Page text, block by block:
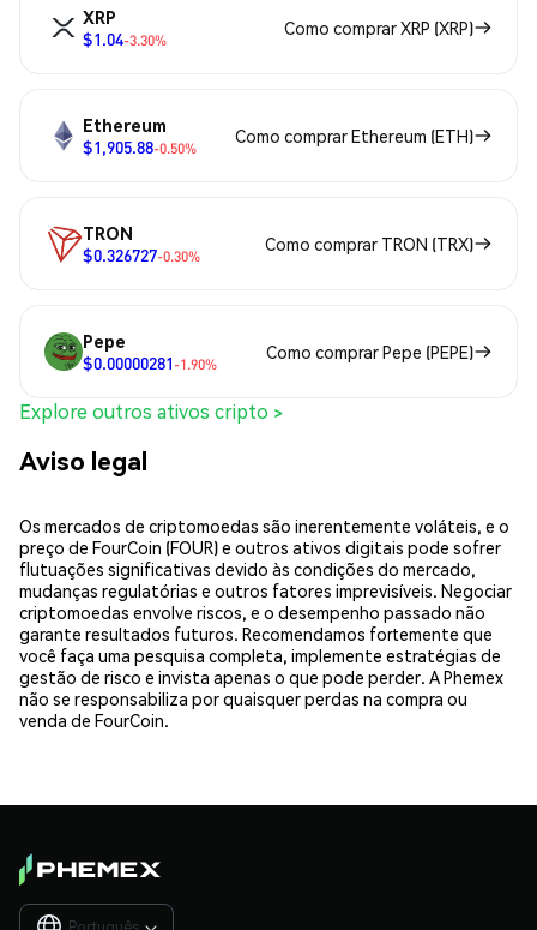
XRP
$1.04-3.30%
Como comprar XRP (XRP)
Ethereum
$1,905.88-0.50%
Como comprar Ethereum (ETH)
TRON
$0.326727-0.30%
Como comprar TRON (TRX)
Pepe
$0.00000281-1.90%
Como comprar Pepe (PEPE)
Explore outros ativos cripto >
Aviso legal
Os mercados de criptomoedas são inerentemente voláteis, e o
preço de FourCoin (FOUR) e outros ativos digitais pode sofrer
flutuações significativas devido às condições do mercado,
mudanças regulatórias e outros fatores imprevisíveis. Negociar
criptomoedas envolve riscos, e o desempenho passado não
garante resultados futuros. Recomendamos fortemente que
você faça uma pesquisa completa, implemente estratégias de
gestão de risco e invista apenas o que pode perder. A Phemex
não se responsabiliza por quaisquer perdas na compra ou
venda de FourCoin.